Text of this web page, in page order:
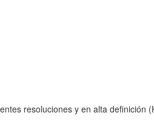
resoluciones y en alta definición